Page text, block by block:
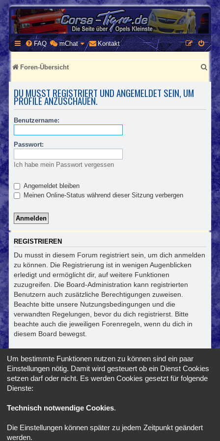
CORSA-TIGRA.DE
Homepage und Forum rund um Opel Corsa und Tigra
FAQ mChat Kontakt
Foren-Übersicht
S
u
h
DU MUSST REGISTRIERT UND ANGEMELDET SEIN, UM
PROFILE ANZUSCHAUEN.
Benutzername:
Passwort:
Ich habe mein Passwort vergessen
Angemeldet bleiben
Meinen Online-Status während dieser Sitzung verbergen
REGISTRIEREN
Du musst in diesem Forum registriert sein, um dich anmelden
zu können. Die Registrierung ist in wenigen Augenblicken
erledigt und ermöglicht dir, auf weitere Funktionen
zuzugreifen. Die Board-Administration kann registrierten
Benutzern auch zusätzliche Berechtigungen zuweisen.
Beachte bitte unsere Nutzungsbedingungen und die
verwandten Regelungen, bevor du dich registrierst. Bitte
beachte auch die jeweiligen Forenregeln, wenn du dich in
diesem Board bewegst.
Nutzungsbedingungen|Datenschutzerklärung
Registrieren
*SE Gamer Style byphpBB Styles
Um bestimmte Funktionen nutzen zu können sind ein paar
Einstellungen nötig. Damit wird gesteuert ob ein Dienst Cookies
setzen darf oder nicht. Es werden Cookies gesetzt für folgende
Dienste:
Technisch notwendige Cookies.
Die Einstellungen können später zu jedem Zeitpunkt geändert
werden.